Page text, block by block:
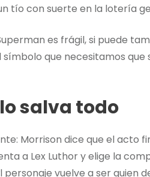
tío con suerte en la lotería
es frágil, si puede
que necesitamos que
salva todo
Morrison dice que el acto
a Lex Luthor y elige la
vuelve a ser quien